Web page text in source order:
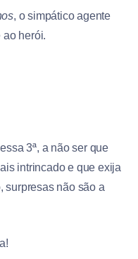
, o simpático agente
ao herói.
3ª, a não ser que
intrincado e que exija
surpresas não são a